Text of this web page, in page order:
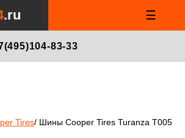
product/shinydiski.php
on line
.ru ☰
83-33
Tires/ Шины Cooper Tires Turanza T005